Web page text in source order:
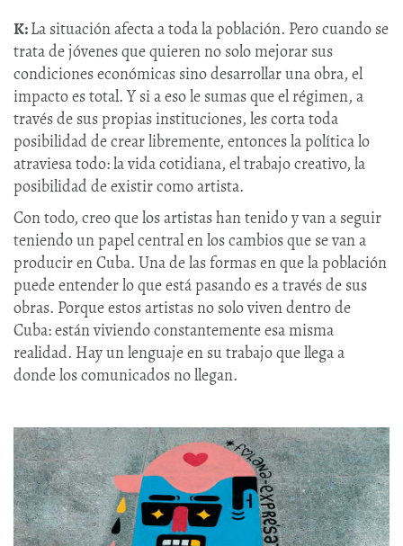
K:La situación afecta a toda la población. Pero cuando se
trata de jóvenes que quieren no solo mejorar sus
condiciones económicas sino desarrollar una obra, el
impacto es total. Y si a eso le sumas que el régimen, a
través de sus propias instituciones, les corta toda
posibilidad de crear libremente, entonces la política lo
atraviesa todo: la vida cotidiana, el trabajo creativo, la
posibilidad de existir como artista.
Con todo, creo que los artistas han tenido y van a seguir
teniendo un papel central en los cambios que se van a
producir en Cuba. Una de las formas en que la población
puede entender lo que está pasando es a través de sus
obras. Porque estos artistas no solo viven dentro de
Cuba: están viviendo constantemente esa misma
realidad. Hay un lenguaje en su trabajo que llega a
donde los comunicados no llegan.